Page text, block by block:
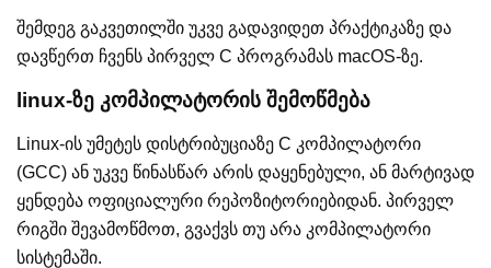
შემდეგ გაკვეთილში უკვე გადავიდეთ პრაქტიკაზე და
დავწერთ ჩვენს პირველ C პროგრამას macOS-ზე.
linux-ზე კომპილატორის შემოწმება
Linux-ის უმეტეს დისტრიბუციაზე C კომპილატორი
(GCC) ან უკვე წინასწარ არის დაყენებული, ან მარტივად
ყენდება ოფიციალური რეპოზიტორიებიდან. პირველ
რიგში შევამოწმოთ, გვაქვს თუ არა კომპილატორი
სისტემაში.